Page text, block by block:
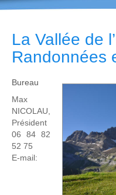
La Vallée de
Randonnées
Bureau
Max
NICOLAU,
Président
06 84 82
52 75
E-mail: